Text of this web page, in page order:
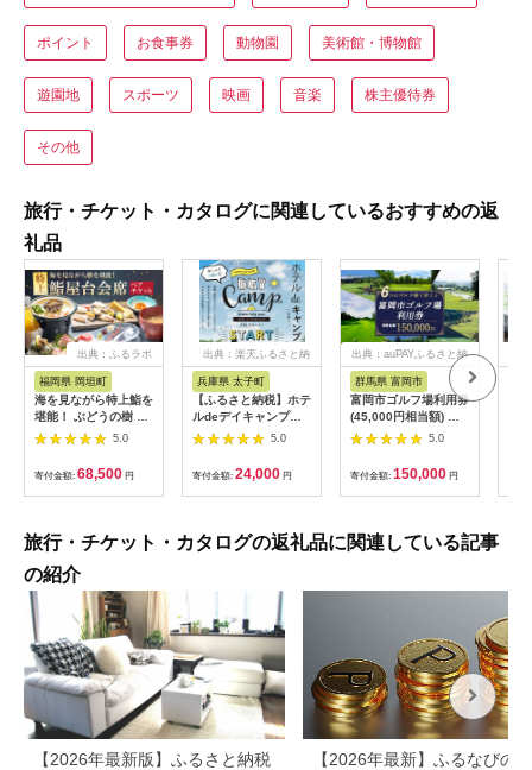
ポイント お食事券 動物園 美術館・博物館
遊園地 スポーツ 映画 音楽 株主優待券
その他
旅行・チケット・カタログに関連しているおすすめの返
礼品
出典：ふるラボ
福岡県 岡垣町
海を見ながら特上鮨を
堪能！ ぶどうの樹 鮨
屋台ペア お食事券 海
鮮 海 屋台 食事 ペア
福岡県 岡垣町
5.0
寄付金額: 68,500 円
出典：楽天ふるさと納
兵庫県 太子町
【ふるさと納税】ホテ
ルdeデイキャンプ体
験チケット
【1364991】
5.0
寄付金額: 24,000 円
出典：auPAYふるさと納
群馬県 富岡市
富岡市ゴルフ場利用券
(45,000円相当額) ゴ
ルフ チケット 平日 土
日 祝日 プレー券 関東
群馬県 首都圏 F20E-
382
5.0
寄付金額: 150,000 円
旅行・チケット・カタログの返礼品に関連している記事
の紹介
【2026年最新版】ふるさと納税
【2026年最新】ふるなびの